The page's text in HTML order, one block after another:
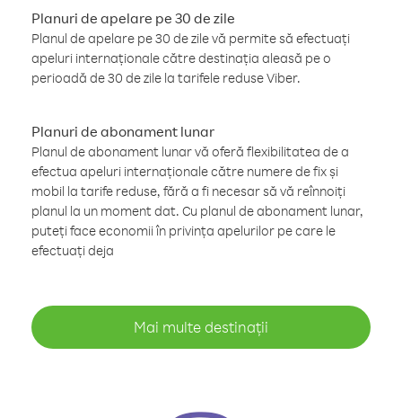
Planuri de apelare pe 30 de zile
Planul de apelare pe 30 de zile vă permite să efectuați
apeluri internaționale către destinația aleasă pe o
perioadă de 30 de zile la tarifele reduse Viber.
Planuri de abonament lunar
Planul de abonament lunar vă oferă flexibilitatea de a
efectua apeluri internaționale către numere de fix și
mobil la tarife reduse, fără a fi necesar să vă reînnoiți
planul la un moment dat. Cu planul de abonament lunar,
puteți face economii în privința apelurilor pe care le
efectuați deja
Mai multe destinații